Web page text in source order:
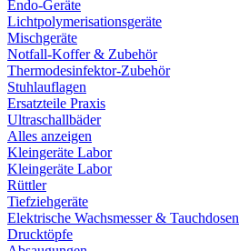
Endo-Geräte
Lichtpolymerisationsgeräte
Mischgeräte
Notfall-Koffer & Zubehör
Thermodesinfektor-Zubehör
Stuhlauflagen
Ersatzteile Praxis
Ultraschallbäder
Alles anzeigen
Kleingeräte Labor
Kleingeräte Labor
Rüttler
Tiefziehgeräte
Elektrische Wachsmesser & Tauchdosen
Drucktöpfe